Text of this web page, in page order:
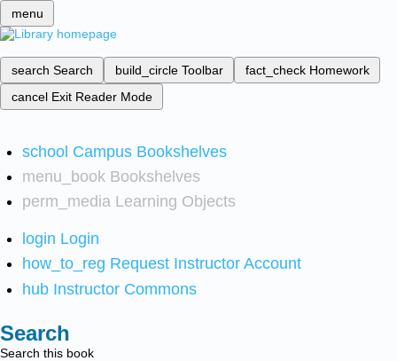
menu
search Search build_circle Toolbar fact_check Homework
cancel Exit Reader Mode
school Campus Bookshelves
menu_book Bookshelves
perm_media Learning Objects
login Login
how_to_reg Request Instructor Account
hub Instructor Commons
Search
Search this book